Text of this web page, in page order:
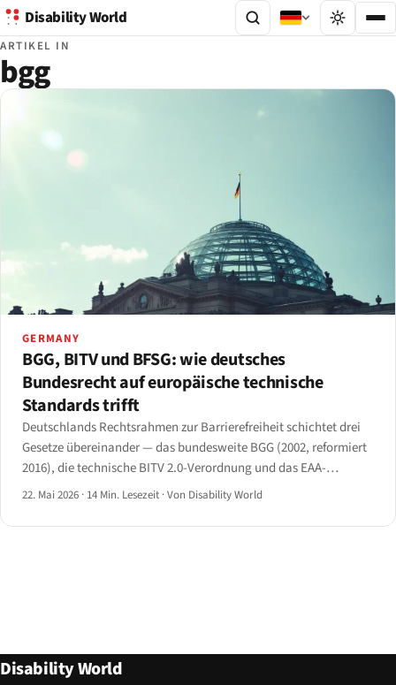
Disability World
ARTIKEL IN
bgg
GERMANY
BGG, BITV und BFSG: wie deutsches
Bundesrecht auf europäische technische
Standards trifft
Deutschlands Rechtsrahmen zur Barrierefreiheit schichtet drei
Gesetze übereinander — das bundesweite BGG (2002, reformiert
2016), die technische BITV 2.0-Verordnung und das EAA-
umsetzende BFSG (2021) — über sechzehn parallele
22. Mai 2026 · 14 Min. Lesezeit ·Von Disability World
Disability World